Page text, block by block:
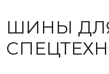
ШИНЫ